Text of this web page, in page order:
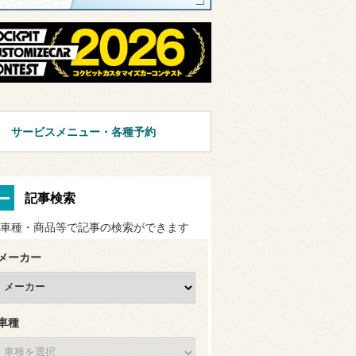
サービスメニュー・各種予約
記事検索
種・商品等で記事の検索ができます
ーカー
種